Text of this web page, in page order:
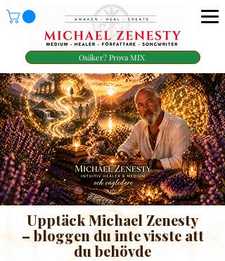
Osäker? Prova MIX
Upptäck Michael Zenesty
– bloggen du inte visste att
du behövde